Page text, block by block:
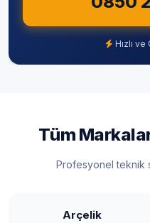
Hızlı
Tüm
Profesyonel teknik
Arçelik